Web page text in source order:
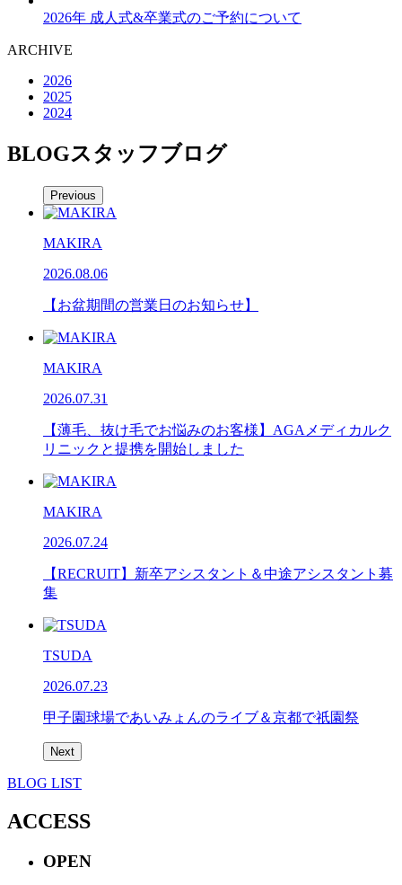
2026年 成人式&卒業式のご予約について
ARCHIVE
2026
2025
2024
BLOGスタッフブログ
Previous
MAKIRA
2026.08.06
【お盆期間の営業日のお知らせ】
MAKIRA
2026.07.31
【薄毛、抜け毛でお悩みのお客様】AGAメディカルク
リニックと提携を開始しました
MAKIRA
2026.07.24
【RECRUIT】新卒アシスタント＆中途アシスタント募
集
TSUDA
2026.07.23
甲子園球場であいみょんのライブ＆京都で祇園祭
Next
BLOG LIST
ACCESS
OPEN